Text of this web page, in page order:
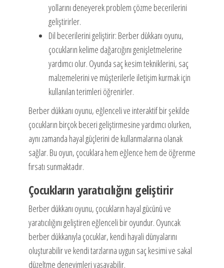
yollarını deneyerek problem çözme becerilerini
geliştirirler.
Dil becerilerini geliştirir: Berber dükkanı oyunu,
çocukların kelime dağarcığını genişletmelerine
yardımcı olur. Oyunda saç kesim tekniklerini, saç
malzemelerini ve müşterilerle iletişim kurmak için
kullanılan terimleri öğrenirler.
Berber dükkanı oyunu, eğlenceli ve interaktif bir şekilde
çocukların birçok beceri geliştirmesine yardımcı olurken,
aynı zamanda hayal güçlerini de kullanmalarına olanak
sağlar. Bu oyun, çocuklara hem eğlence hem de öğrenme
fırsatı sunmaktadır.
Çocukların yaratıcılığını geliştirir
Berber dükkanı oyunu, çocukların hayal gücünü ve
yaratıcılığını geliştiren eğlenceli bir oyundur. Oyuncak
berber dükkanıyla çocuklar, kendi hayali dünyalarını
oluşturabilir ve kendi tarzlarına uygun saç kesimi ve sakal
düzeltme deneyimleri yaşayabilir.